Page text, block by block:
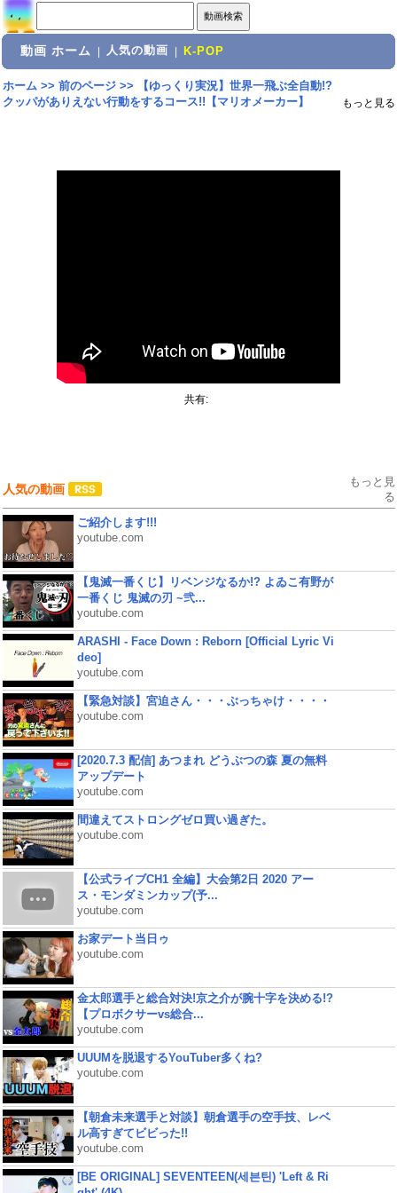
動画 ホーム 人気の動画 K-POP
ホーム>> 前のページ>>
【ゆっくり実況】世界一飛ぶ全自動!?
クッパがありえない行動をするコース!!【マリオメーカー】
もっと見る
共有:
人気の動画
もっと見
る
ご紹介します!!!
youtube.com
【鬼滅一番くじ】リベンジなるか!? よゐこ有野が
一番くじ 鬼滅の刃 ~弐...
youtube.com
ARASHI - Face Down : Reborn [Official Lyric Vi
deo]
youtube.com
【緊急対談】宮迫さん・・・ぶっちゃけ・・・・
youtube.com
[2020.7.3 配信] あつまれ どうぶつの森 夏の無料
アップデート
youtube.com
間違えてストロングゼロ買い過ぎた。
youtube.com
【公式ライブCH1 全編】大会第2日 2020 アー
ス・モンダミンカップ(予...
youtube.com
お家デート当日ゥ
youtube.com
金太郎選手と総合対決!京之介が腕十字を決める!?
【プロボクサーvs総合...
youtube.com
UUUMを脱退するYouTuber多くね?
youtube.com
【朝倉未来選手と対談】朝倉選手の空手技、レベ
ル高すぎてビビった!!
youtube.com
[BE ORIGINAL] SEVENTEEN(세븐틴) 'Left & Ri